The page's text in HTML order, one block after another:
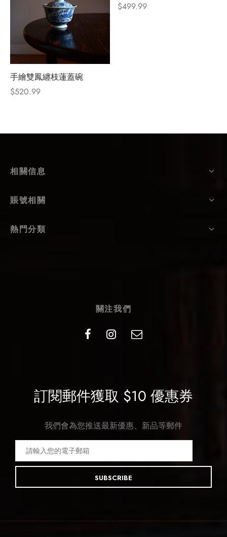
手繪雙鳳纏枝蓮蓋碗
$520.99
$499.99
相關信息
賬號相關
熱門分類
關注我們
訂閱郵件獲取 $10 優惠券
我們會為您推送最新優惠、新品等郵件
SUBSCRIBE